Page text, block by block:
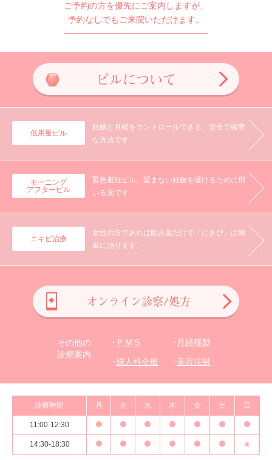
ご予約の方を優先にご案内しますが、
予約なしでもご来院いただけます。
ピルについて
低用量ピル
妊娠と月経を コントロールできる、 安全で確実
な方法です
モーニング
アフターピル
緊急避妊ピル。 望まない妊娠を避けるために用
いる薬です
ニキビ治療
女性の方であれば飲み薬だけで「にきび」は簡
単に治ります。
その他の
診療案内
ＰＭＳ
月経移動
婦人科全般
美容注射
オンライン診察/処方
診療時間 月 火 水 木 金 土 日
11:00-12:30
14:30-18:30 ★